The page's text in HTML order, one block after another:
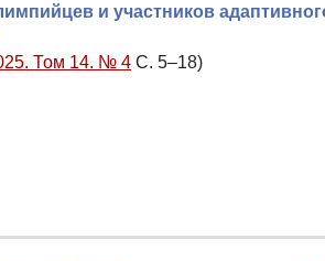
и участников
Том 14. № 4 С. 5–18)